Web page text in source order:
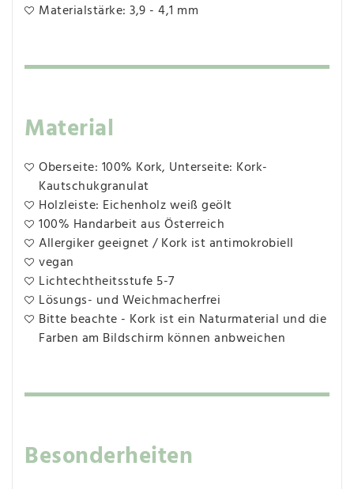
Materialstärke: 3,9 - 4,1 mm
Material
Oberseite: 100% Kork, Unterseite: Kork-
Kautschukgranulat
Holzleiste: Eichenholz weiß geölt
100% Handarbeit aus Österreich
Allergiker geeignet / Kork ist antimokrobiell
vegan
Lichtechtheitsstufe 5-7
Lösungs- und Weichmacherfrei
Bitte beachte - Kork ist ein Naturmaterial und die
Farben am Bildschirm können anbweichen
Besonderheiten